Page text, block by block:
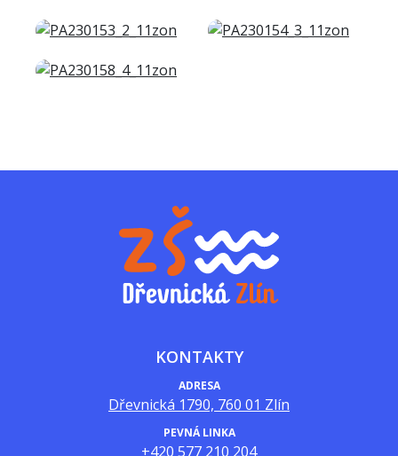
KONTAKTY
ADRESA
Dřevnická 1790, 760 01 Zlín
PEVNÁ LINKA
+420 577 210 204